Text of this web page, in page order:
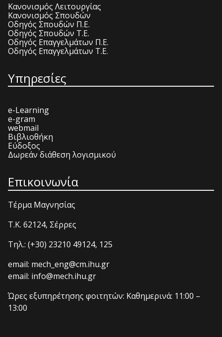
Κανονισμός Λειτουργίας
Κανονισμός Σπουδών
Οδηγός Σπουδών Π.Ε.
Οδηγός Σπουδών Τ.Ε.
Οδηγός Επαγγελμάτων Π.Ε.
Οδηγός Επαγγελμάτων Τ.Ε.
Υπηρεσίες
e-Learning
e-gram
webmail
Βιβλιοθήκη
Εύδοξος
Δωρεάν διάθεση λογισμικού
Επικοινωνία
Τέρμα Μαγνησίας
T.K. 62124, Σέρρες
Τηλ.: (+30) 23210 49124, 125
email: mech_eng@cm.ihu.gr
email: info@mech.ihu.gr
Ώρες εξυπηρέτησης φοιτητών: Καθημερινά: 11:00 –
13:00